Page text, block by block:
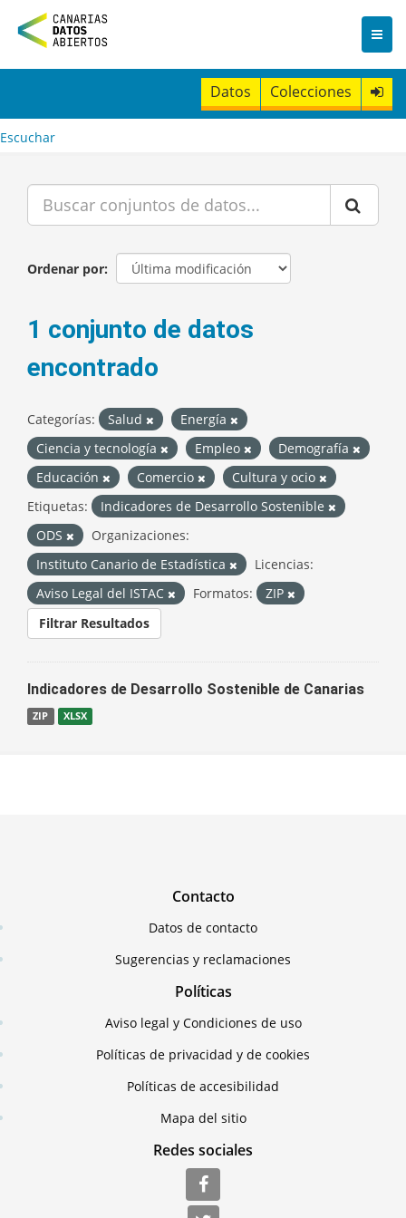
n
t
Datos Colecciones
Escuchar
Ordenar por
1 conjunto de datos
encontrado
Categorías: Salud
Energía
Ciencia y tecnología
Empleo
Demografía
Educación
Comercio
Cultura y ocio
Etiquetas:
Indicadores de Desarrollo Sostenible
ODS
Organizaciones:
Instituto Canario de Estadística
Licencias:
Aviso Legal del ISTAC
Formatos:
ZIP
Filtrar Resultados
Indicadores de Desarrollo Sostenible de Canarias
ZIP XLSX
Contacto
Datos de contacto
Sugerencias y reclamaciones
Políticas
Aviso legal y Condiciones de uso
Políticas de privacidad y de cookies
Políticas de accesibilidad
Mapa del sitio
Redes sociales